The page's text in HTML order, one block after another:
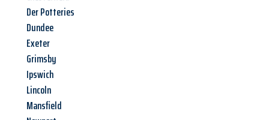
Der Potteries
Dundee
Exeter
Grimsby
Ipswich
Lincoln
Mansfield